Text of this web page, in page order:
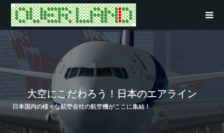
大空にこだわろう！日本のエアライン
日本国内の様々な航空会社の航空機がここに集結！